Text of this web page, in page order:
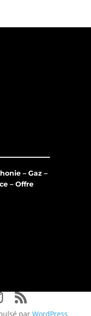
– Gaz –
– Offre
par WordPress